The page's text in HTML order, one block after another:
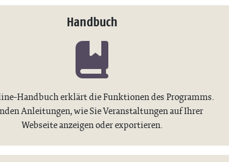
Handbuch
Handbuch erklärt die Funktionen des Programms.
Anleitungen, wie Sie Veranstaltungen auf Ihrer
Webseite anzeigen oder exportieren.